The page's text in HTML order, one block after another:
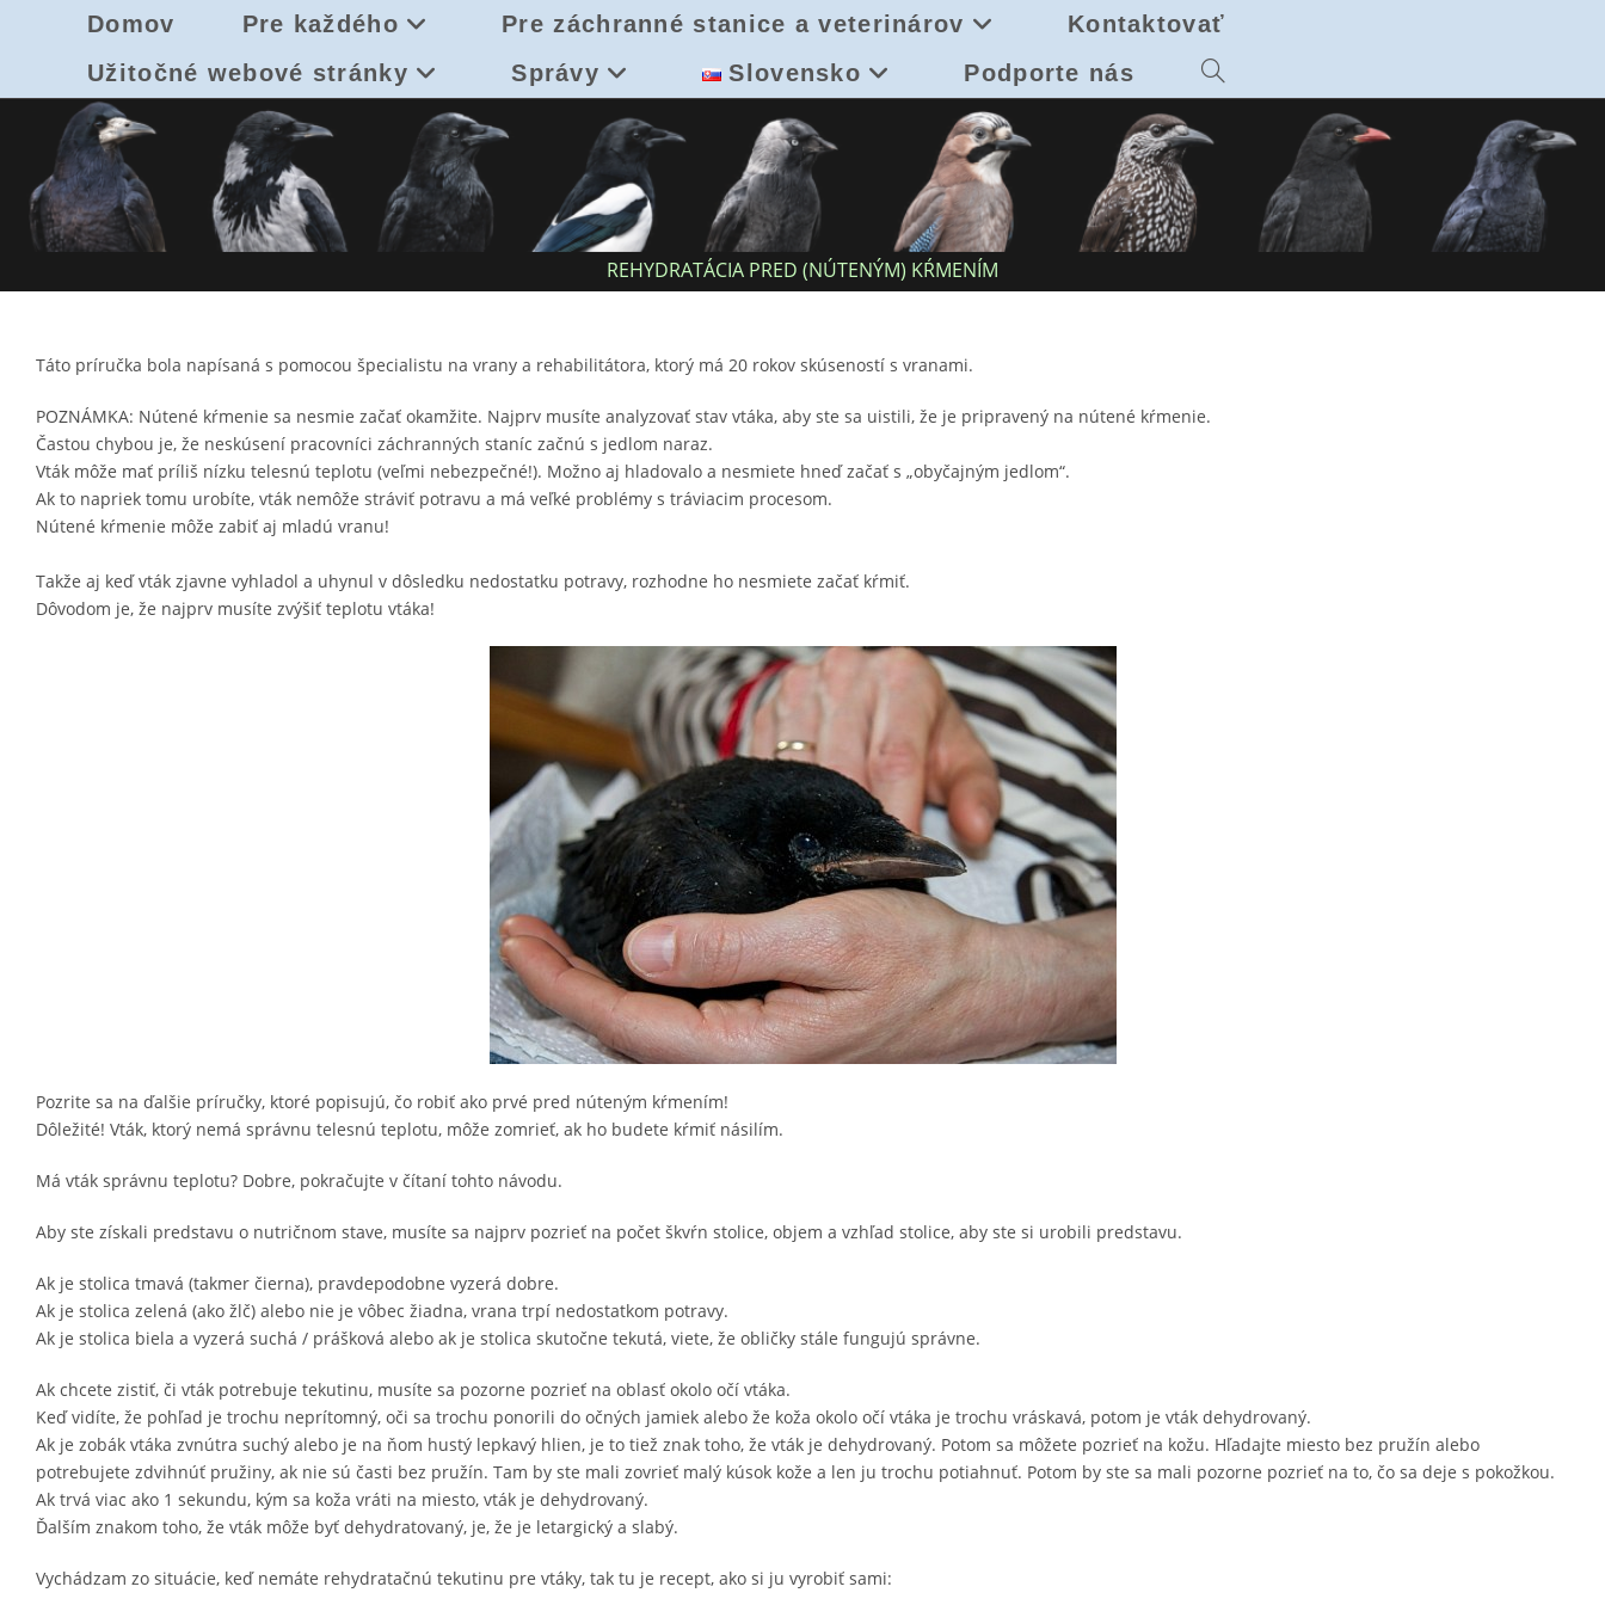
Domov Pre každého Pre záchranné stanice a veterinárov
Kontaktovať
Užitočné webové stránky
Správy Slovensko Podporte nás Toggle
REHYDRATÁCIA PRED (NÚTENÝM) KŔMENÍM
Táto príručka bola napísaná s pomocou špecialistu na vrany a rehabilitátora, ktorý má 20 rokov skúseností s vranami.
POZNÁMKA: Nútené kŕmenie sa nesmie začať okamžite. Najprv musíte analyzovať stav vtáka, aby ste sa uistili, že je pripravený na nútené kŕmenie.
Častou chybou je, že neskúsení pracovníci záchranných staníc začnú s jedlom naraz.
Vták môže mať príliš nízku telesnú teplotu (veľmi nebezpečné!). Možno aj hladovalo a nesmiete hneď začať s „obyčajným jedlom“.
Ak to napriek tomu urobíte, vták nemôže stráviť potravu a má veľké problémy s tráviacim procesom.
Nútené kŕmenie môže zabiť aj mladú vranu!
Takže aj keď vták zjavne vyhladol a uhynul v dôsledku nedostatku potravy, rozhodne ho nesmiete začať kŕmiť.
Dôvodom je, že najprv musíte zvýšiť teplotu vtáka!
Pozrite sa na ďalšie príručky, ktoré popisujú, čo robiť ako prvé pred núteným kŕmením!
Dôležité! Vták, ktorý nemá správnu telesnú teplotu, môže zomrieť, ak ho budete kŕmiť násilím.
Má vták správnu teplotu? Dobre, pokračujte v čítaní tohto návodu.
Aby ste získali predstavu o nutričnom stave, musíte sa najprv pozrieť na počet škvŕn stolice, objem a vzhľad stolice, aby ste si urobili predstavu.
Ak je stolica tmavá (takmer čierna), pravdepodobne vyzerá dobre.
Ak je stolica zelená (ako žlč) alebo nie je vôbec žiadna, vrana trpí nedostatkom potravy.
Ak je stolica biela a vyzerá suchá / prášková alebo ak je stolica skutočne tekutá, viete, že obličky stále fungujú správne.
Ak chcete zistiť, či vták potrebuje tekutinu, musíte sa pozorne pozrieť na oblasť okolo očí vtáka.
Keď vidíte, že pohľad je trochu neprítomný, oči sa trochu ponorili do očných jamiek alebo že koža okolo očí vtáka je trochu vráskavá, potom je vták dehydrovaný.
Ak je zobák vtáka zvnútra suchý alebo je na ňom hustý lepkavý hlien, je to tiež znak toho, že vták je dehydrovaný. Potom sa môžete pozrieť na kožu. Hľadajte miesto bez pružín alebo
potrebujete zdvihnúť pružiny, ak nie sú časti bez pružín. Tam by ste mali zovrieť malý kúsok kože a len ju trochu potiahnuť. Potom by ste sa mali pozorne pozrieť na to, čo sa deje s pokožkou.
Ak trvá viac ako 1 sekundu, kým sa koža vráti na miesto, vták je dehydrovaný.
Ďalším znakom toho, že vták môže byť dehydratovaný, je, že je letargický a slabý.
Vychádzam zo situácie, keď nemáte rehydratačnú tekutinu pre vtáky, tak tu je recept, ako si ju vyrobiť sami: